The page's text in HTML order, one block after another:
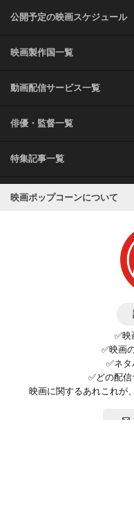
公開予定の映画スケジュール
映画製作国一覧
動画配信サービス一覧
俳優・監督一覧
特集記事一覧
映画ポップコーンについて
✅映
✅映画
✅ネ
✅どの配
映画に関するあれこれが